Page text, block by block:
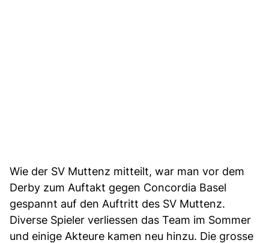
Wie der SV Muttenz mitteilt, war man vor dem
Derby zum Auftakt gegen Concordia Basel
gespannt auf den Auftritt des SV Muttenz.
Diverse Spieler verliessen das Team im Sommer
und einige Akteure kamen neu hinzu. Die grosse